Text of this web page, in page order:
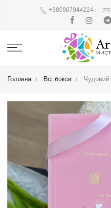
+380967944224
Головна Всі бокси Чудовий